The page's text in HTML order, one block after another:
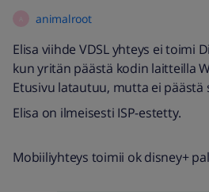
animalroot
Elisa viihde VDSL yhteys ei toimi
kun yritän päästä kodin laitteilla
Etusivu latautuu, mutta ei
Elisa on ilmeisesti ISP-estetty.
Mobiiliyhteys toimii ok disney+